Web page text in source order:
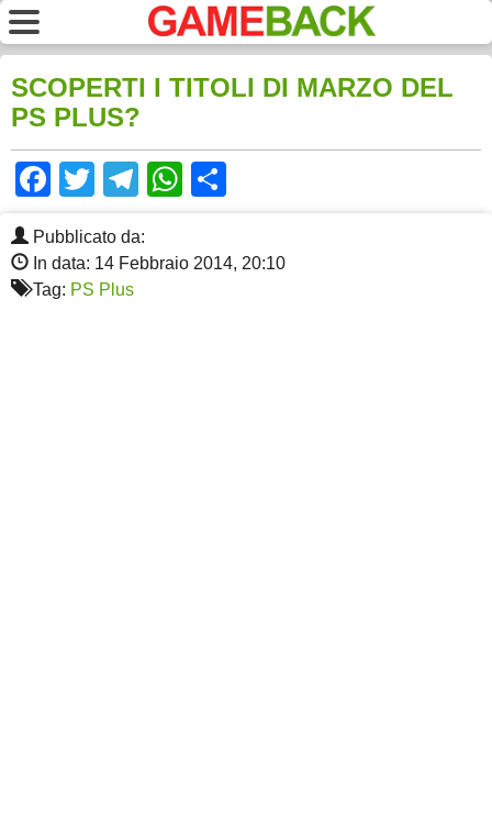
SCOPERTI I TITOLI DI MARZO DEL
PS PLUS?
Facebook
TwitterTelegram
WhatsApp
Pubblicato da:
In data: 14 Febbraio 2014, 20:10
Tag: PS Plus